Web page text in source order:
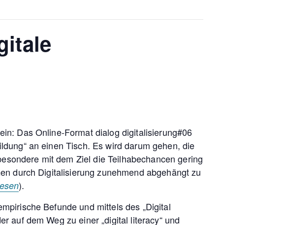
Das Online-Format dialog digitalisierung#06
an einen Tisch. Es wird darum gehen, die
mit dem Ziel die Teilhabechancen gering
durch Digitalisierung zunehmend abgehängt zu
).
Befunde und mittels des „Digital
auf dem Weg zu einer „digital literacy“ und